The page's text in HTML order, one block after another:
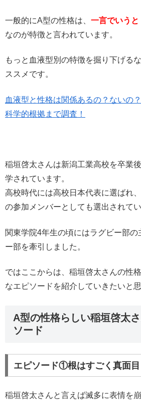
一般的にA型の性格は、 一言でいうと
なのが特徴と言われています。
もっと血液型別の特徴を掘り下げる
ススメです。
血液型と性格は関係あるの？ないの
科学的根拠まで調査！
稲垣啓太さんは新潟工業高校を卒業
学されています。
高校時代には高校日本代表に選ばれ
の参加メンバーとしても選出されてい
関東学院4年生の頃にはラグビー部
ー部を牽引しました。
ではここからは、稲垣啓太さんの性
なエピソードを紹介していきたいと思
A型の性格らしい稲垣啓太
ソード
エピソード①根はすごく真面
稲垣啓太さんと言えば滅多に表情を